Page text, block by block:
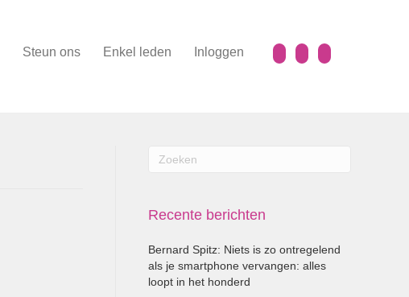
Steun ons Enkel leden Inloggen
Recente berichten
Bernard Spitz: Niets is zo ontregelend
als je smartphone vervangen: alles
loopt in het honderd